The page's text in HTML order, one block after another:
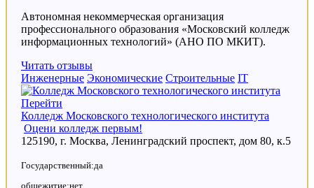
Автономная некоммерческая организация
профессионального образования «Московский колледж
информационных технологий» (АНО ПО МКИТ).
Читать отзывы
Инженерные Экономические Строительные IT
Перейти
Колледж Московского технологического института
Оцени колледж первым!
125190, г. Москва, Ленинградский проспект, дом 80, к.5
Государственный:да
общежитие:нет